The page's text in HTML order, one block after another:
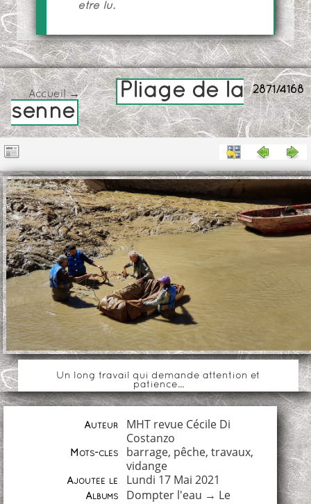
être lu.
2871/4168
Accueil→
Pliage de la
senne
Un long travail qui demande attention et
patience...
Auteur
MHT revue Cécile Di
Costanzo
Mots-clés barrage, pêche, travaux,
vidange
Ajoutée le Lundi 17 Mai 2021
Albums Dompter l'eau → Le